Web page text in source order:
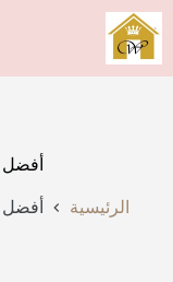
التجاوز
إلى
المحتوى
الرئيسية